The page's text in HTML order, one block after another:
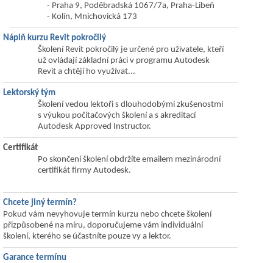
- Praha 9, Poděbradská 1067/7a, Praha-Libeň
- Kolín, Mnichovická 173
Náplň kurzu Revit pokročilý
Školení Revit pokročilý je určené pro uživatele, kteří
už ovládají základní práci v programu Autodesk
Revit a chtějí ho využívat...
Lektorský tým
Školení vedou lektoři s dlouhodobými zkušenostmi
s výukou počítačových školení a s akreditací
Autodesk Approved Instructor.
Certifikát
Po skončení školení obdržíte emailem mezinárodní
certifikát firmy Autodesk.
Chcete jiný termín?
Pokud vám nevyhovuje termín kurzu nebo chcete školení
přizpůsobené na míru, doporučujeme vám individuální
školení, kterého se účastníte pouze vy a lektor.
Garance termínu